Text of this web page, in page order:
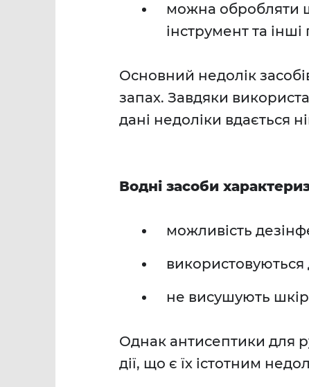
можна обробляти
інструмент та
Основний недолік
запах. Завдяки
дані недоліки вдається
Водні засоби
можливість
використовуються
не висушують
Однак антисептики для
дії, що є їх істотним